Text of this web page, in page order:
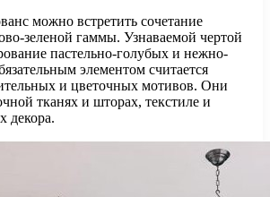
можно встретить сочетание
зеленой гаммы. Узнаваемой чертой
пастельно-голубых и нежно-
элементом считается
и цветочных мотивов. Они
тканях и шторах, текстиле и
декора.